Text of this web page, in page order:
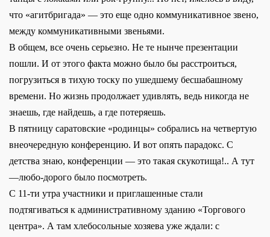
что «агитбригада» — это еще одно коммуникативное звено,
между коммуникативными звеньями.
В общем, все очень серьезно. Не те нынче презентации
пошли. И от этого факта можно было бы расстроиться,
погрузиться в тихую тоску по ушедшему бесшабашному
времени. Но жизнь продолжает удивлять, ведь никогда не
знаешь, где найдешь, а где потеряешь.
В пятницу саратовские «родинцы» собрались на четвертую
внеочередную конференцию. И вот опять парадокс. С
детства знаю, конференции — это такая скукотища!.. А тут
—любо-дорого было посмотреть.
С 11-ти утра участники и приглашенные стали
подтягиваться к административному зданию «Торгового
центра». А там хлебосольные хозяева уже ждали: с